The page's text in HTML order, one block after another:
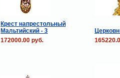
Крест напрестольный
Мальтийский - 3
172000.00 руб.